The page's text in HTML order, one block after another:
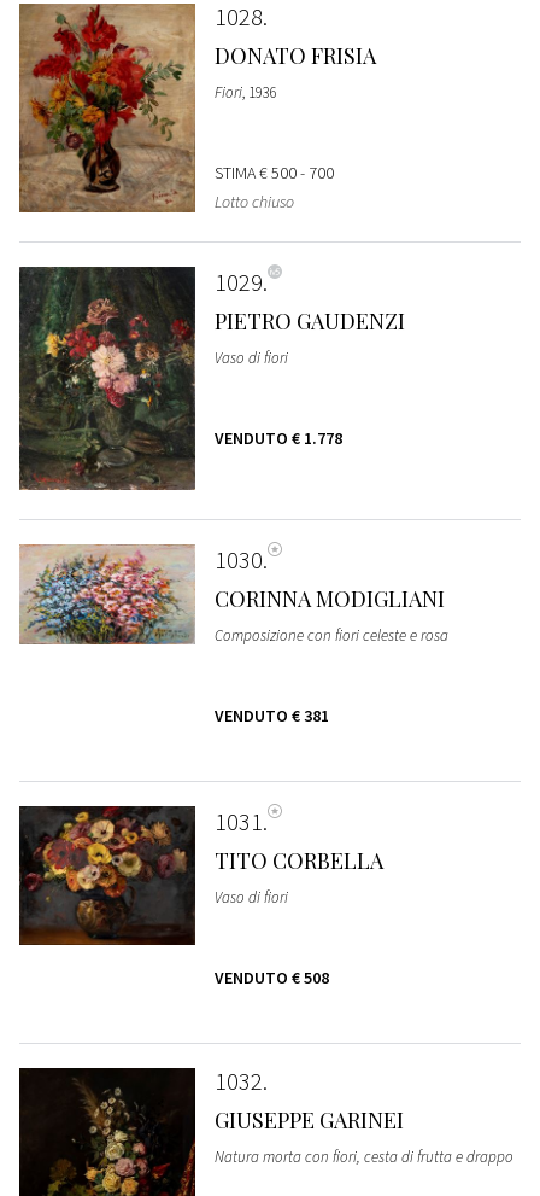
1028
DONATO FRISIA
Fiori, 1936
STIMA€ 500 - 700
Lotto chiuso
1029
PIETRO GAUDENZI
Vaso di fiori
VENDUTO € 1.778
1030
CORINNA MODIGLIANI
Composizione con fiori celeste e rosa
VENDUTO € 381
1031
TITO CORBELLA
Vaso di fiori
VENDUTO € 508
1032
GIUSEPPE GARINEI
Natura morta con fiori, cesta di frutta e drappo